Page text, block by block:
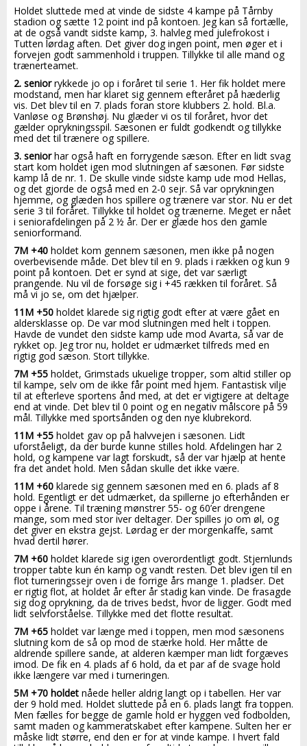
Holdet sluttede med at vinde de sidste 4 kampe på Tårnby
stadion og sætte 12 point ind på kontoen. Jeg kan så fortælle,
at de også vandt sidste kamp, 3. halvleg med julefrokost i
Tutten lørdag aften. Det giver dog ingen point, men øger et i
forvejen godt sammenhold i truppen. Tillykke til alle mand og
trænerteamet.
2. seniorrykkede jo op i foråret til serie 1. Her fik holdet mere
modstand, men har klaret sig gennem efteråret på hæderlig
vis. Det blev til en 7. plads foran store klubbers 2. hold. Bl.a.
Vanløse og Brønshøj. Nu glæder vi os til foråret, hvor det
gælder oprykningsspil. Sæsonen er fuldt godkendt og tillykke
med det til trænere og spillere.
3. seniorhar også haft en forrygende sæson. Efter en lidt svag
start kom holdet igen mod slutningen af sæsonen. Før sidste
kamp lå de nr. 1. De skulle vinde sidste kamp ude mod Hellas,
og det gjorde de også med en 2-0 sejr. Så var oprykningen
hjemme, og glæden hos spillere og trænere var stor. Nu er det
serie 3 til foråret. Tillykke til holdet og trænerne. Meget er nået
i seniorafdelingen på 2 ½ år. Der er glæde hos den gamle
seniorformand.
7M +40 holdet kom gennem sæsonen, men ikke på nogen
overbevisende måde. Det blev til en 9. plads i rækken og kun 9
point på kontoen. Det er synd at sige, det var særligt
prangende. Nu vil de forsøge sig i +45 rækken til foråret. Så
må vi jo se, om det hjælper.
11M +50 holdet klarede sig rigtig godt efter at være gået en
aldersklasse op. De var mod slutningen med helt i toppen.
Havde de vundet den sidste kamp ude mod Avarta, så var de
rykket op. Jeg tror nu, holdet er udmærket tilfreds med en
rigtig god sæson. Stort tillykke.
7M +55 holdet, Grimstads ukuelige tropper, som altid stiller op
til kampe, selv om de ikke får point med hjem. Fantastisk vilje
til at efterleve sportens ånd med, at det er vigtigere at deltage
end at vinde. Det blev til 0 point og en negativ målscore på 59
mål. Tillykke med sportsånden og den nye klubrekord.
11M +55 holdet gav op på halvvejen i sæsonen. Lidt
uforståeligt, da der burde kunne stilles hold. Afdelingen har 2
hold, og kampene var lagt forskudt, så der var hjælp at hente
fra det andet hold. Men sådan skulle det ikke være.
11M +60 klarede sig gennem sæsonen med en 6. plads af 8
hold. Egentligt er det udmærket, da spillerne jo efterhånden er
oppe i årene. Til træning mønstrer 55- og 60’er drengene
mange, som med stor iver deltager. Der spilles jo om øl, og
det giver en ekstra gejst. Lørdag er der morgenkaffe, samt
hvad dertil hører.
7M +60 holdet klarede sig igen overordentligt godt. Stjernlunds
tropper tabte kun én kamp og vandt resten. Det blev igen til en
flot turneringssejr oven i de forrige års mange 1. pladser. Det
er rigtig flot, at holdet år efter år stadig kan vinde. De frasagde
sig dog oprykning, da de trives bedst, hvor de ligger. Godt med
lidt selvforståelse. Tillykke med det flotte resultat.
7M +65 holdet var længe med i toppen, men mod sæsonens
slutning kom de så op mod de stærke hold. Her måtte de
aldrende spillere sande, at alderen kæmper man lidt forgæves
imod. De fik en 4. plads af 6 hold, da et par af de svage hold
ikke længere var med i turneringen.
5M +70 holdet nåede heller aldrig langt op i tabellen. Her var
der 9 hold med. Holdet sluttede på en 6. plads langt fra toppen.
Men fælles for begge de gamle hold er hyggen ved fodbolden,
samt maden og kammeratskabet efter kampene. Sulten her er
måske lidt større, end den er for at vinde kampe. I hvert fald